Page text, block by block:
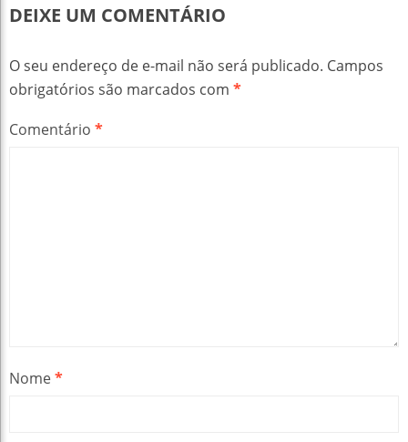
DEIXE UM COMENTÁRIO
O seu endereço de e-mail não será publicado. Campos
obrigatórios são marcados com *
Comentário *
Nome*